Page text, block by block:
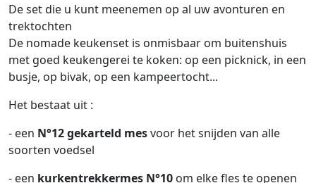
De set die u kunt meenemen op al uw avonturen en
trektochten
De nomade keukenset is onmisbaar om buitenshuis
met goed keukengerei te koken: op een picknick, in een
busje, op bivak, op een kampeertocht...
Het bestaat uit :
- een N°12 gekarteld mesvoor het snijden van alle
soorten voedsel
- een kurkentrekkermes N°10 om elke fles te openen